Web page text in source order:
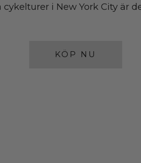
i New York City är
KÖP NU